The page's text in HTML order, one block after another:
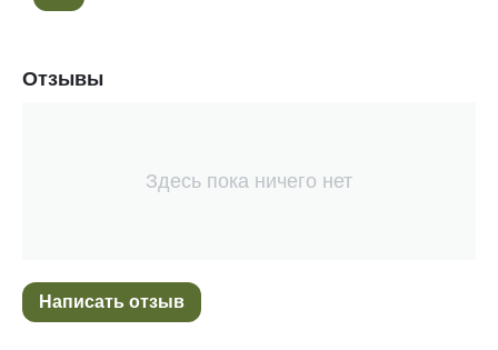
Отзывы
Здесь пока ничего нет
Написать отзыв